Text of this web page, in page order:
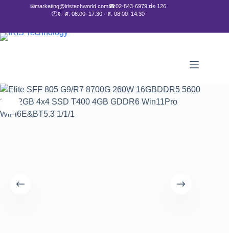
✉marketing@iristechworld.com☎02-843-6979 ต่อ 126
🕘จ.–ศ. 08:00–17:30 · ส. 08:00–14:30